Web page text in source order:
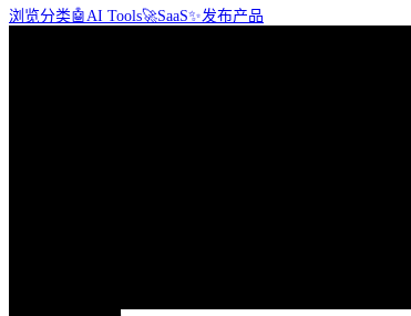
浏览分类🤖 AI Tools🚀SaaS✨发布产品